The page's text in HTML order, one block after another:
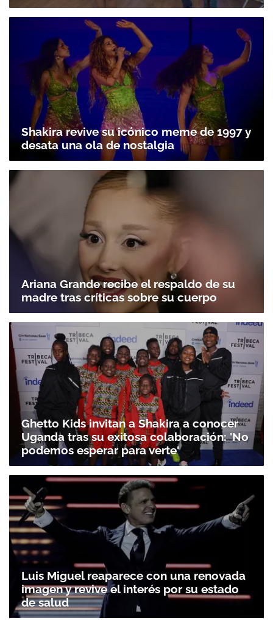
Shakira revive su icónico meme de 1997 y
desata una ola de nostalgia
Ariana Grande recibe el respaldo de su
madre tras críticas sobre su cuerpo
Ghetto Kids invitan a Shakira a conocer
Uganda tras su exitosa colaboración: 'No
podemos esperar para verte'
Luis Miguel reaparece con una renovada
imagen y revive el interés por su estado
de salud